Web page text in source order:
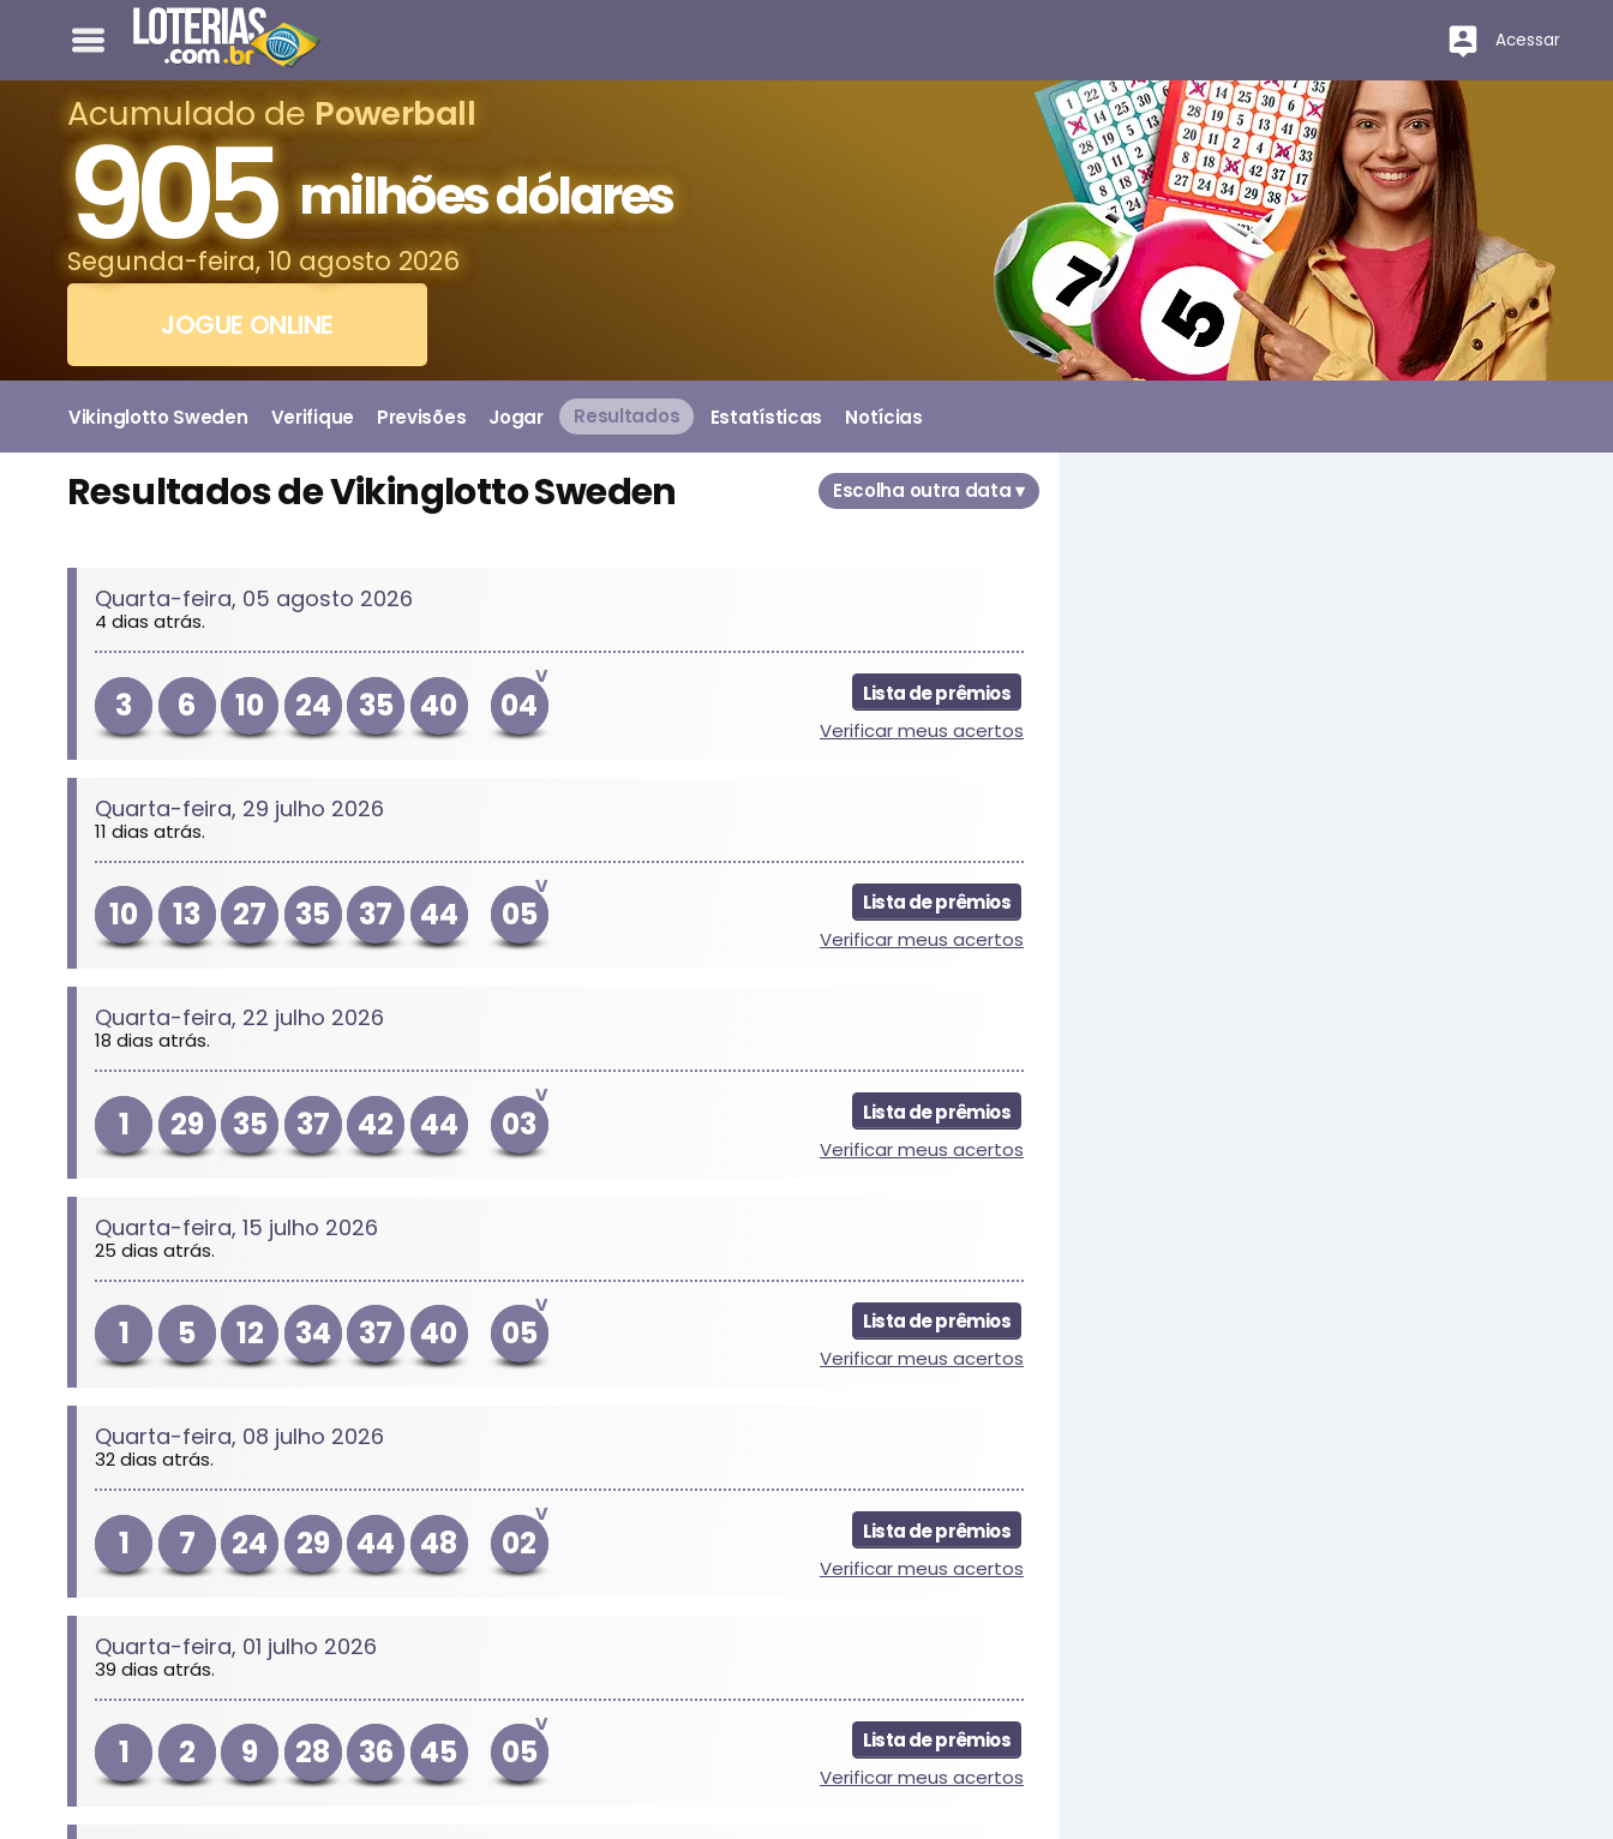
Acessar
Acumulado de Powerball
905 milhões dólares
Segunda-feira, 10 agosto 2026
JOGUE ONLINE
Vikinglotto Sweden Verifique Previsões Jogar Resultados Estatísticas Notícias
Resultados de Vikinglotto Sweden Escolha outra data ▾
Quarta-feira, 05 agosto 2026
4 dias atrás.
3 6 10 24 35 40
V
04
Lista de prêmios
Verificar meus acertos
Quarta-feira, 29 julho 2026
11 dias atrás.
10 13 27 35 37 44
V
05
Lista de prêmios
Verificar meus acertos
Quarta-feira, 22 julho 2026
18 dias atrás.
1 29 35 37 42 44
V
03
Lista de prêmios
Verificar meus acertos
Quarta-feira, 15 julho 2026
25 dias atrás.
1 5 12 34 37 40
V
05
Lista de prêmios
Verificar meus acertos
Quarta-feira, 08 julho 2026
32 dias atrás.
1 7 24 29 44 48
V
02
Lista de prêmios
Verificar meus acertos
Quarta-feira, 01 julho 2026
39 dias atrás.
1 2 9 28 36 45
V
05
Lista de prêmios
Verificar meus acertos